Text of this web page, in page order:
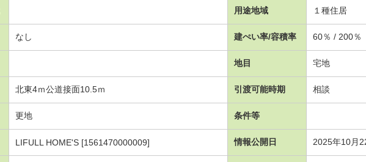
用途地域 １種住居
なし 建ぺい率/容積率 60％ / 200％
地目 宅地
北東4ｍ公道接面10.5ｍ 引渡可能時期 相談
更地 条件等
LIFULL HOME'S [1561470000009] 情報公開日 2025年10月